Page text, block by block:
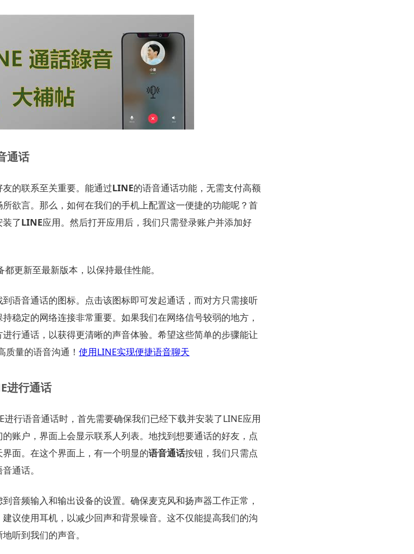
通话
的联系至关重要。能通过LINE的语音通话功能，无需支付高额
欲言。那么，如何在我们的手机上配置这一便捷的功能呢？首
了LINE应用。然后打开应用后，我们只需登录账户并添加好
更新至最新版本，以保持最佳性能。
语音通话的图标。点击该图标即可发起通话，而对方只需接听
稳定的网络连接非常重要。如果我们在网络信号较弱的地方，
行通话，以获得更清晰的声音体验。希望这些简单的步骤能让
质量的语音沟通！ 使用LINE实现便捷语音聊天
进行通话
进行语音通话时，首先需要确保我们已经下载并安装了LINE应用
账户，界面上会显示联系人列表。地找到想要通话的好友，点
面。在这个界面上，有一个明显的语音通话按钮，我们只需点
通话。
音频输入和输出设备的设置。确保麦克风和扬声器工作正常，
议使用耳机，以减少回声和背景噪音。这不仅能提高我们的沟
听到我们的声音。